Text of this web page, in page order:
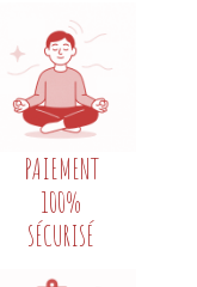
PAIEMENT
100%
SÉCURISÉ